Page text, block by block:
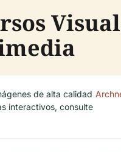
de alta calidad
interactivos, consulte